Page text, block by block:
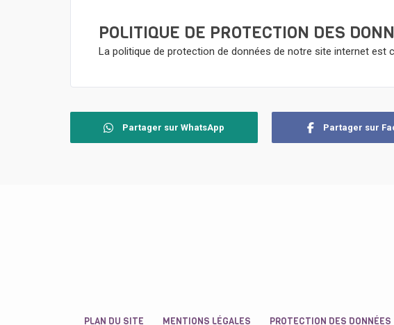
POLITIQUE DE PROTECTION DES
La politique de protection de données de notre site internet est
Partager sur WhatsApp Partager sur
PLAN DU SITE MENTIONS LÉGALES PROTECTION DES DONNÉES